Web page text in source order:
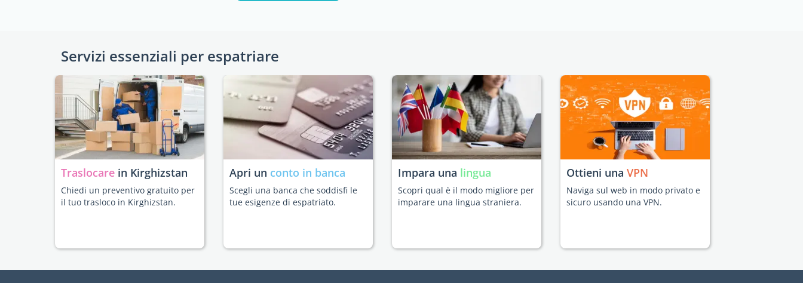
Servizi essenziali per espatriare
Traslocare in Kirghizstan
Chiedi un preventivo gratuito per
il tuo trasloco in Kirghizstan.
Apri un conto in banca
Scegli una banca che soddisfi le
tue esigenze di espatriato.
Impara una lingua
Scopri qual è il modo migliore per
imparare una lingua straniera.
Ottieni una VPN
Naviga sul web in modo privato e
sicuro usando una VPN.